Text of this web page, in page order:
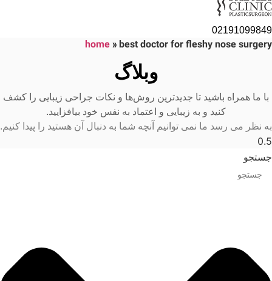
02191099849
home»best doctor for fleshy nose surgery
وبلاگ
با ما همراه باشید تا جدیدترین روش‌ها و نکات جراحی زیبایی را کشف
کنید و به زیبایی و اعتماد به نفس خود بیافزایید.
به نظر می رسد ما نمی توانیم آنچه شما به دنبال آن هستید را پیدا کنیم.
جستجو